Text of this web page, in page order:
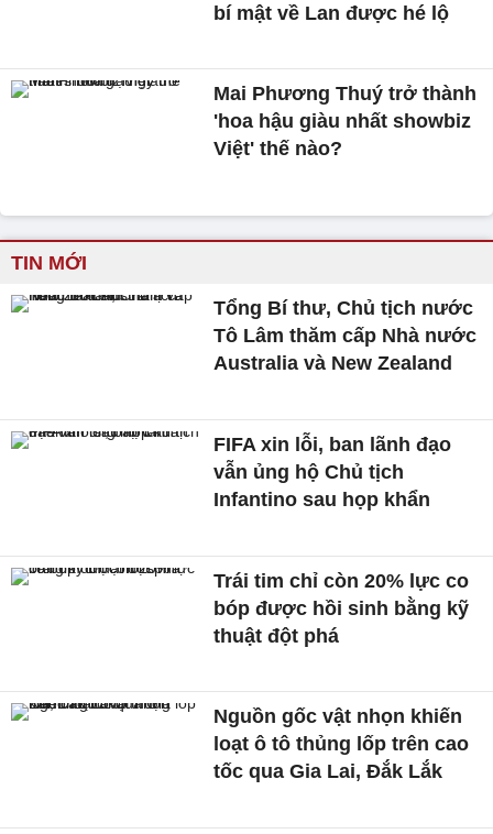
bí mật về Lan được hé lộ
Mai Phương Thuý trở thành
'hoa hậu giàu nhất showbiz
Việt' thế nào?
TIN MỚI
Tổng Bí thư, Chủ tịch nước
Tô Lâm thăm cấp Nhà nước
Australia và New Zealand
FIFA xin lỗi, ban lãnh đạo
vẫn ủng hộ Chủ tịch
Infantino sau họp khẩn
Trái tim chỉ còn 20% lực co
bóp được hồi sinh bằng kỹ
thuật đột phá
Nguồn gốc vật nhọn khiến
loạt ô tô thủng lốp trên cao
tốc qua Gia Lai, Đắk Lắk